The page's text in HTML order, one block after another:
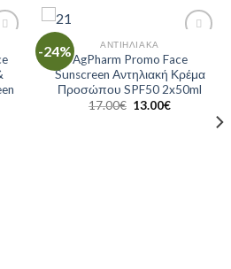
-24%
Wishlist
ΑΝΤΙΗΛΙΑΚΆ
AgPharm Promo Face
Sunscreen Αντηλιακή Κρέμα
Προσώπου SPF50 2x50ml
17.00€ 13.00€